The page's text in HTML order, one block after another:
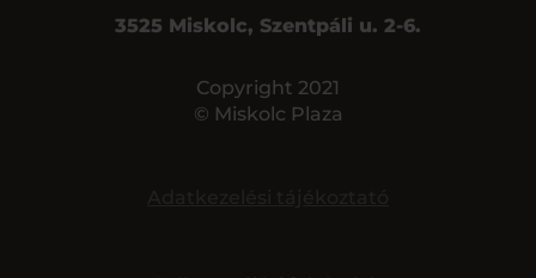
3525 Miskolc, Szentpáli u. 2-6.
Copyright 2021
© Miskolc Plaza